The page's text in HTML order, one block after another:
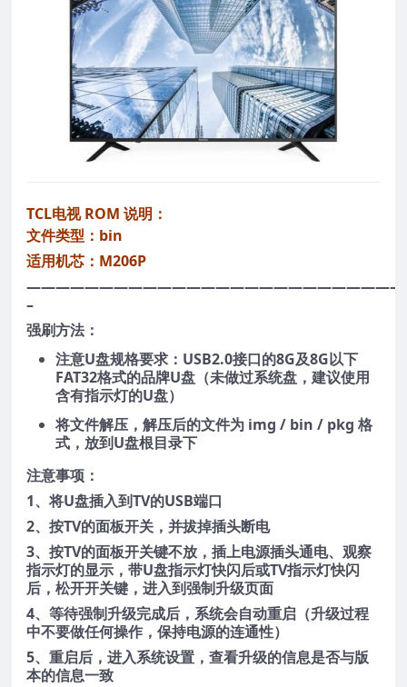
TCL电视 ROM 说明：
文件类型：bin
适用机芯：M206P
–
强刷方法：
注意U盘规格要求：USB2.0接口的8G及8G以下
FAT32格式的品牌U盘（未做过系统盘，建议使用
含有指示灯的U盘）
将文件解压，解压后的文件为 img / bin / pkg 格
式，放到U盘根目录下
注意事项：
1、将U盘插入到TV的USB端口
2、按TV的面板开关，并拔掉插头断电
3、按TV的面板开关键不放，插上电源插头通电、观察
指示灯的显示，带U盘指示灯快闪后或TV指示灯快闪
后，松开开关键，进入到强制升级页面
4、等待强制升级完成后，系统会自动重启（升级过程
中不要做任何操作，保持电源的连通性）
5、重启后，进入系统设置，查看升级的信息是否与版
本的信息一致